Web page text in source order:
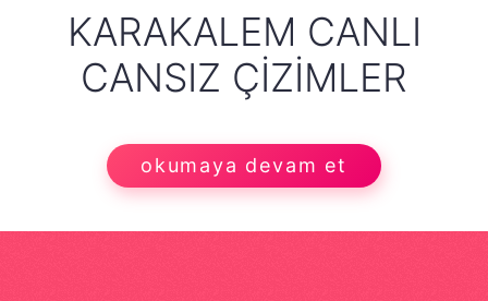
KARAKALEM CANLI
CANSIZ ÇIZIMLER
okumaya devam et